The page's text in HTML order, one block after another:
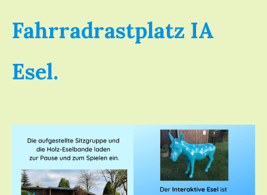
Fahrradrastplatz IA
Esel.